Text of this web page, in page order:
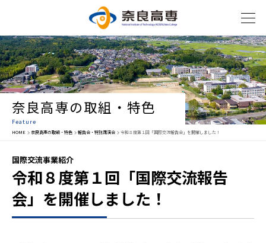
奈良高専の取組・特色
Feature
HOME 奈良高専の取組・特色 報告会・特別講演会 令和８度第１回「国際交流報告会」を開催しました！
国際交流事業紹介
令和８度第１回「国際交流報告
会」を開催しました！